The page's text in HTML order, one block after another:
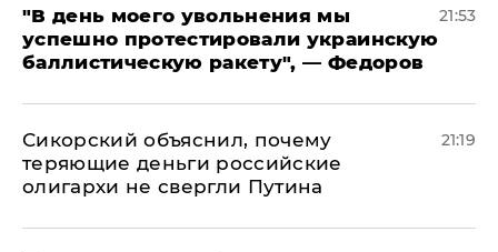
​"В день моего увольнения мы
успешно протестировали украинскую
баллистическую ракету", — Федоров
21:53
Сикорский объяснил, почему
теряющие деньги российские
олигархи не свергли Путина
21:19